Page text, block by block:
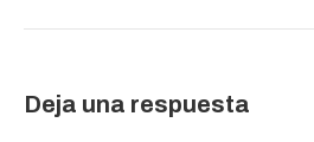
Deja una respuesta